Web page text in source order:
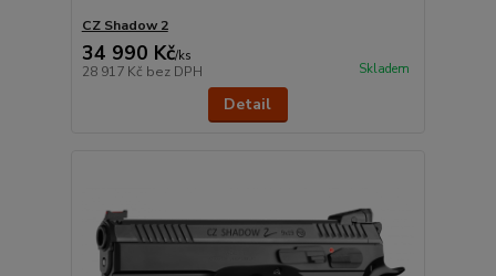
CZ Shadow 2
34 990 Kč/ks
28 917 Kč bez DPH Skladem
Detail